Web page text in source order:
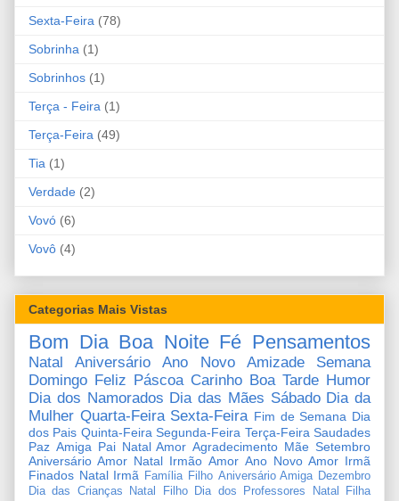
Sexta-Feira (78)
Sobrinha (1)
Sobrinhos (1)
Terça - Feira (1)
Terça-Feira (49)
Tia (1)
Verdade (2)
Vovó (6)
Vovô (4)
Categorias Mais Vistas
Bom Dia Boa Noite Fé Pensamentos
Natal Aniversário Ano Novo Amizade
Semana
Domingo Feliz Páscoa Carinho Boa Tarde Humor
Dia dos Namorados Dia das Mães Sábado Dia da
Mulher Quarta-Feira Sexta-Feira Fim de Semana Dia
dos Pais Quinta-Feira Segunda-Feira Terça-Feira Saudades
Paz Amiga Pai Natal Amor Agradecimento Mãe Setembro
Aniversário Amor Natal Irmão Amor Ano Novo Amor Irmã
Finados Natal Irmã Família Filho Aniversário Amiga Dezembro
Dia das Crianças
Natal Filho Dia dos Professores
Natal Filha